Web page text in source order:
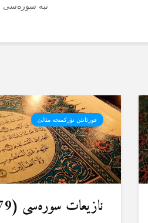
نبە سورەسی (78) –
قورئانئن تۆرکمنجە مئالئ
نازیعات سورەسی (79) – 1